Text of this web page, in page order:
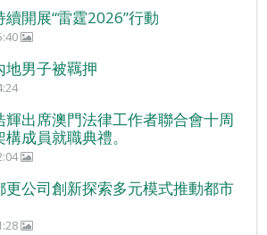
開展“雷霆2026”行動
地男子被羈押
輝出席澳門法律工作者聯合會十周
成員就職典禮。
更公司創新探索多元模式推動都市